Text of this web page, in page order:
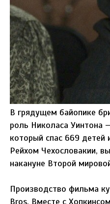
В грядущем байопике
роль Николаса Уинтона
который спас 669 детей
Рейхом Чехословакии,
накануне Второй
Производство фильма
Bros. Вместе с